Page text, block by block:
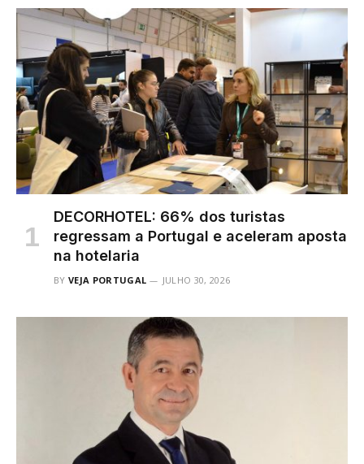
DECORHOTEL: 66% dos turistas
regressam a Portugal e aceleram aposta
na hotelaria
BY VEJA PORTUGAL JULHO 30, 2026